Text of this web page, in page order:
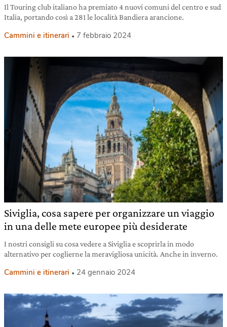
Il Touring club italiano ha premiato 4 nuovi comuni del centro e sud
Italia, portando così a 281 le località Bandiera arancione.
Cammini e itinerari 7 febbraio 2024
Siviglia, cosa sapere per organizzare un viaggio
in una delle mete europee più desiderate
I nostri consigli su cosa vedere a Siviglia e scoprirla in modo
alternativo per coglierne la meravigliosa unicità. Anche in inverno.
Cammini e itinerari 24 gennaio 2024